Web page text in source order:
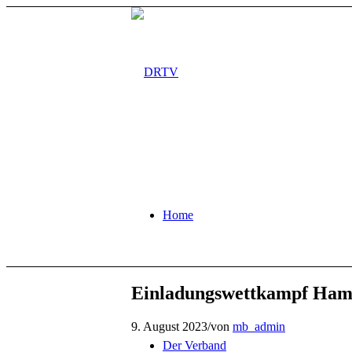
Home
Der Verband
Einladungswettkampf
9. August 2023/von mb_admin